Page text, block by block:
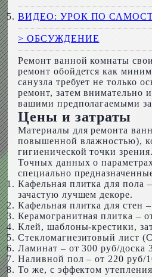
ВИДЕО: УРОК ПО
> ОБСУЖДЕНИЕ
Ремонт ванной комнаты
ремонт обойдется как
санузла требует не только
ремонт, затем внимательно
вашими предполагаемыми
Цены и затраты
Материалы для ремонта
повышенной влажностью),
гигиенической точки
Точных данных о
специально
Кафельная плитка для пола
зачастую лучшем декоре.
Кафельная плитка для стен
Керамогранитная плитка –
Клей, шаблоны-крестики,
Стекломагнезитовый лист
Ламинат – от 300 руб/доска
Наливной пол – от 220 руб/
То же, с эффектом